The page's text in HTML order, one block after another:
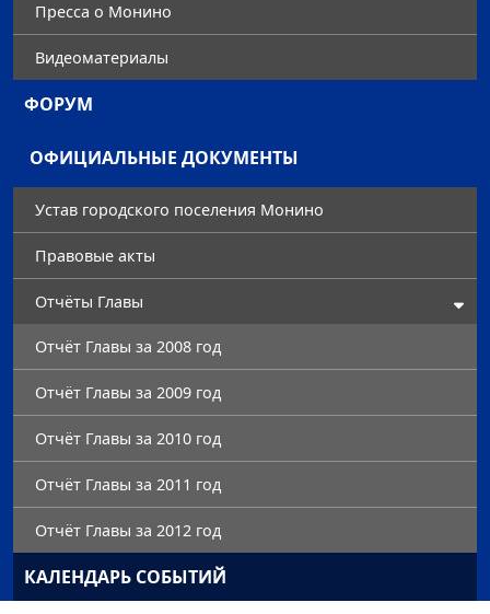
Преccа о Монино
Видеоматериалы
ФОРУМ
ОФИЦИАЛЬНЫЕ ДОКУМЕНТЫ
Устав городского поселения Монино
Правовые акты
Отчёты Главы
Отчёт Главы за 2008 год
Отчёт Главы за 2009 год
Отчёт Главы за 2010 год
Отчёт Главы за 2011 год
Отчёт Главы за 2012 год
КАЛЕНДАРЬ СОБЫТИЙ